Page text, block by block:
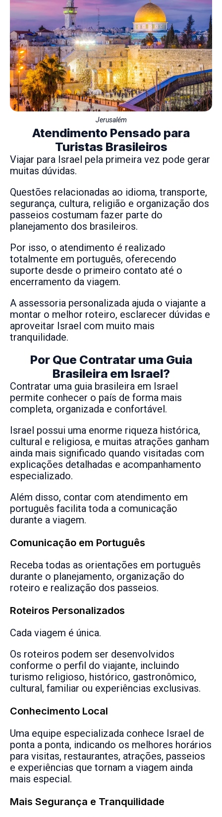
Jerusalém
Atendimento Pensado para
Turistas Brasileiros
Viajar para Israel pela primeira vez pode gerar
muitas dúvidas.
Questões relacionadas ao idioma, transporte,
segurança, cultura, religião e organização dos
passeios costumam fazer parte do
planejamento dos brasileiros.
Por isso, o atendimento é realizado
totalmente em português, oferecendo
suporte desde o primeiro contato até o
encerramento da viagem.
A assessoria personalizada ajuda o viajante a
montar o melhor roteiro, esclarecer dúvidas e
aproveitar Israel com muito mais
tranquilidade.
Por Que Contratar uma Guia
Brasileira em Israel?
Contratar uma guia brasileira em Israel
permite conhecer o país de forma mais
completa, organizada e confortável.
Israel possui uma enorme riqueza histórica,
cultural e religiosa, e muitas atrações ganham
ainda mais significado quando visitadas com
explicações detalhadas e acompanhamento
especializado.
Além disso, contar com atendimento em
português facilita toda a comunicação
durante a viagem.
Comunicação em Português
Receba todas as orientações em português
durante o planejamento, organização do
roteiro e realização dos passeios.
Roteiros Personalizados
Cada viagem é única.
Os roteiros podem ser desenvolvidos
conforme o perfil do viajante, incluindo
turismo religioso, histórico, gastronômico,
cultural, familiar ou experiências exclusivas.
Conhecimento Local
Uma equipe especializada conhece Israel de
ponta a ponta, indicando os melhores horários
para visitas, restaurantes, atrações, passeios
e experiências que tornam a viagem ainda
mais especial.
Mais Segurança e Tranquilidade